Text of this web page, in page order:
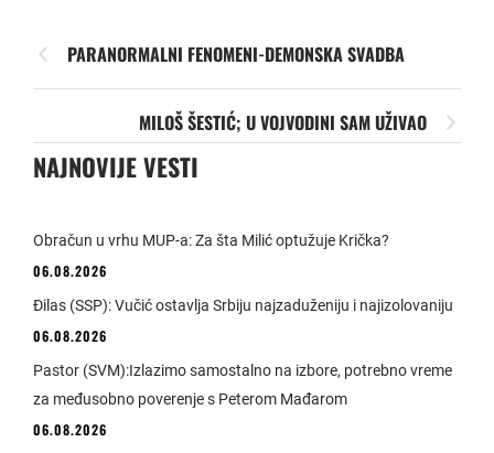
PARANORMALNI FENOMENI-DEMONSKA SVADBA
MILOŠ ŠESTIĆ; U VOJVODINI SAM UŽIVAO
NAJNOVIJE VESTI
Obračun u vrhu MUP-a: Za šta Milić optužuje Krička?
06.08.2026
Đilas (SSP): Vučić ostavlja Srbiju najzaduženiju i najizolovaniju
06.08.2026
Pastor (SVM):Izlazimo samostalno na izbore, potrebno vreme
za međusobno poverenje s Peterom Mađarom
06.08.2026